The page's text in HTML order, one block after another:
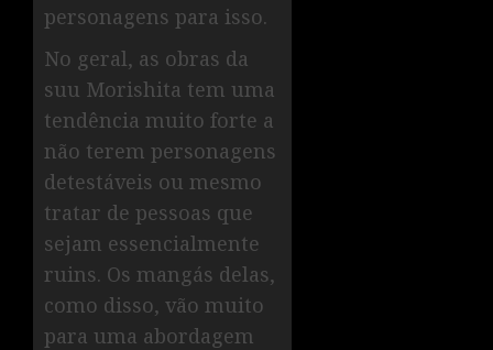
personagens para isso.
No geral, as obras da
suu Morishita tem uma
tendência muito forte a
não terem personagens
detestáveis ou mesmo
tratar de pessoas que
sejam essencialmente
ruins. Os mangás delas,
como disso, vão muito
para uma abordagem